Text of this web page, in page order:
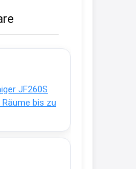
JF260S
bis zu
de-
gibt es keine
mehr / wurde